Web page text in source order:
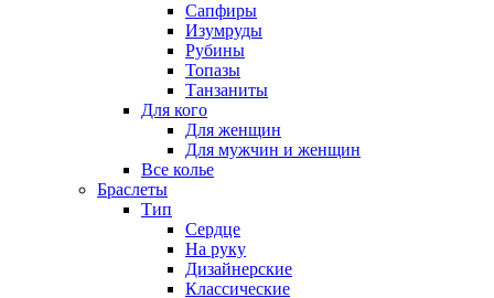
Сапфиры
Изумруды
Рубины
Топазы
Танзаниты
Для кого
Для женщин
Для мужчин и женщин
Все колье
Браслеты
Тип
Сердце
На руку
Дизайнерские
Классические